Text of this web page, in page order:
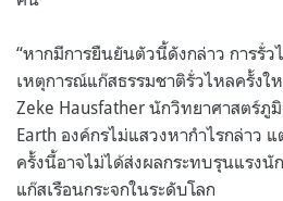
“หากมีการยืนยันตัวนี้ดังกล่าว การรั่ว
เหตุการณ์แก๊สธรรมชาติรั่วไหลครั้ง
Zeke Hausfather นักวิทยาศาสตร์ภู
Earth องค์กรไม่แสวงหากำไรกล่าว
ครั้งนี้อาจไม่ได้ส่งผลกระทบรุนแรงนั
แก๊สเรือนกระจกในระดับโลก